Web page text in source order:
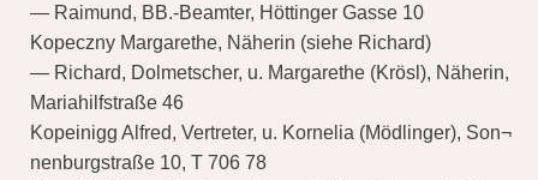
— Raimund, BB.-Beamter, Höttinger Gasse 10
Kopeczny Margarethe, Näherin (siehe Richard)
— Richard, Dolmetscher, u. Margarethe (Krösl), Näherin,
Mariahilfstraße 46
Kopeinigg Alfred, Vertreter, u. Kornelia (Mödlinger), Son¬
nenburgstraße 10, T 706 78